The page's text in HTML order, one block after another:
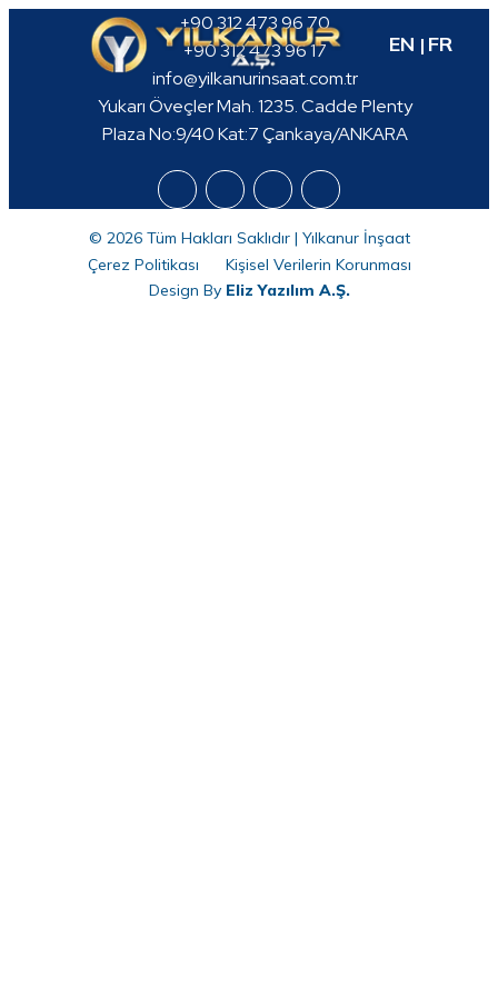
EN FR
+90 312 473 96 70
+90 312 473 96 17
info@yilkanurinsaat.com.tr
Yukarı Öveçler Mah. 1235. Cadde Plenty
Plaza No:9/40 Kat:7 Çankaya/ANKARA
© 2026 Tüm Hakları Saklıdır | Yılkanur İnşaat
Çerez Politikası
Kişisel Verilerin Korunması
Design ByEliz Yazılım A.Ş.